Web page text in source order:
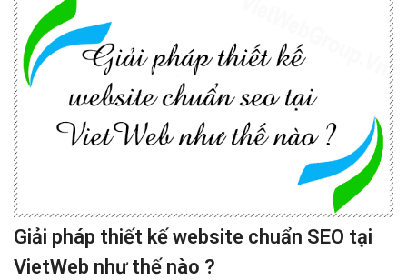
Giải pháp thiết kế website chuẩn SEO tại
VietWeb như thế nào ?